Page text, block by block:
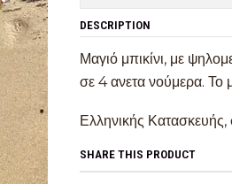
DESCRIPTION
Μαγιό μπικίνι, με
σε 4 ανετα νούμερα. Το
Ελληνικής
SHARE THIS PRODUCT